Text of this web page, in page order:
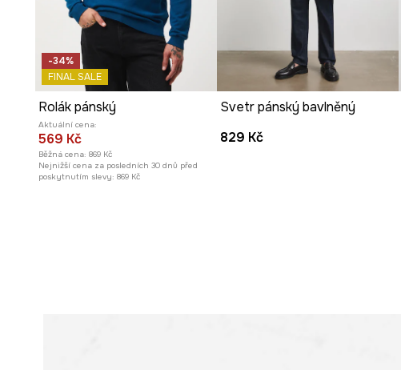
-34%
FINAL SALE
Rolák pánský
Aktuální cena:
569 Kč
Běžná cena: 869 Kč
Nejnižší cena za posledních 30 dnů před
poskytnutím slevy: 869 Kč
Svetr pánský bavlněný
829 Kč